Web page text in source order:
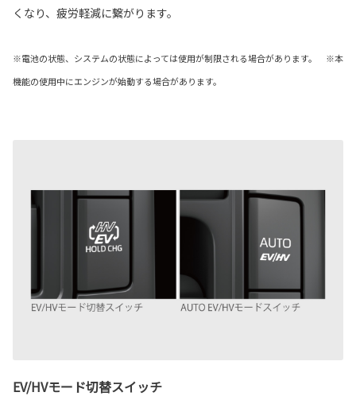
くなり、疲労軽減に繋がります。
※電池の状態、システムの状態によっては使用が制限される場合があります。 ※本
機能の使用中にエンジンが始動する場合があります。
EV/HVモード切替スイッチ